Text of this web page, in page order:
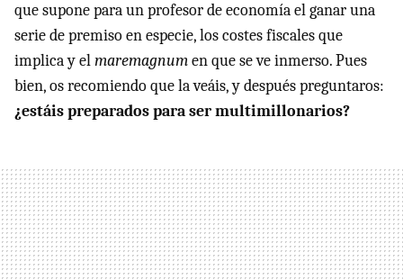
que supone para un profesor de economía el ganar una
serie de premiso en especie, los costes fiscales que
implica y elmaremagnumen que se ve inmerso. Pues
bien, os recomiendo que la veáis, y después preguntaros:
¿estáis preparados para ser multimillonarios?